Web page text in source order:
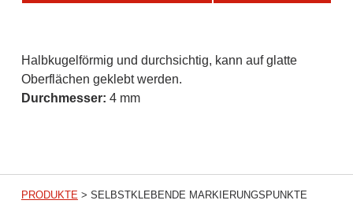
Beschreibung
Halbkugelförmig und durchsichtig, kann auf glatte
Oberflächen geklebt werden.
Durchmesser: 4 mm
PRODUKTE> SELBSTKLEBENDE MARKIERUNGSPUNKTE